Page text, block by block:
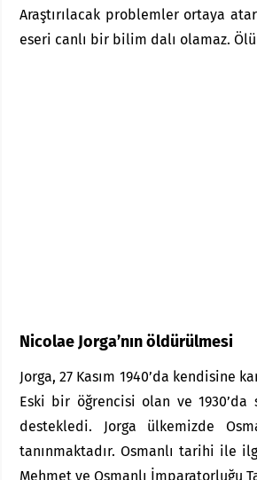
Araştırılacak problemler ortaya
eseri canlı bir bilim dalı olamaz. Ölü
Nicolae Jorga’nın öldürülmesi
Jorga, 27 Kasım 1940’da kendisine
Eski bir öğrencisi olan ve
destekledi. Jorga ülkemizde
tanınmaktadır. Osmanlı tarihi ile
Mehmet ve Osmanlı İmparatorluğu